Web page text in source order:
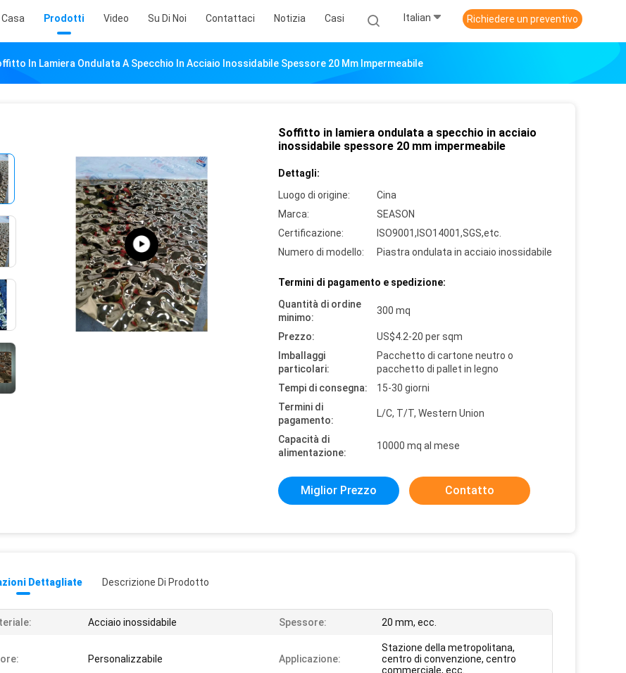
Casa Prodotti Video Su Di Noi Contattaci Notizia Casi Italian Richiedere un preventivo
In Lamiera Ondulata A Specchio In Acciaio Inossidabile Spessore 20 Mm Impermeabile
Soffitto in lamiera ondulata a specchio in acciaio
inossidabile spessore 20 mm impermeabile
Dettagli:
Luogo di origine:
Cina
Marca:
SEASON
Certificazione:
ISO9001,ISO14001,SGS,etc.
Numero di modello:
Piastra ondulata in acciaio inossidabile
Termini di pagamento e spedizione:
Quantità di ordine
minimo:
300 mq
Prezzo:
US$4.2-20 per sqm
Imballaggi
particolari:
Pacchetto di cartone neutro o
pacchetto di pallet in legno
Tempi di consegna:
15-30 giorni
Termini di
pagamento:
L/C, T/T, Western Union
Capacità di
alimentazione:
10000 mq al mese
Miglior Prezzo Contatto
Dettagliate Descrizione Di Prodotto
Acciaio inossidabile Spessore: 20 mm, ecc.
Personalizzabile Applicazione:
Stazione della metropolitana,
centro di convenzione, centro
commerciale, ecc.